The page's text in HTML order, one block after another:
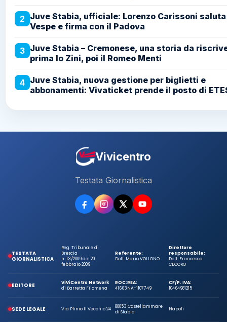
2 Juve Stabia, ufficiale: Lorenzo Carissoni
Vespe e firma con il Padova
3 Juve Stabia – Cremonese, una storia da
prima lo Zini, poi il Romeo Menti
4 Juve Stabia, nuova gestione per biglietti e
abbonamenti: Vivaticket prende il posto di
Vivicentro
Testata Giornalistica
TESTATA
GIORNALISTICA
Reg. Tribunale di
Brescia
n. 13/2009 del 20
febbraio 2009
Referente:
Dott. Mario VOLLONO
Direttore
responsabile:
Dott. Francesco
CECORO
EDITORE
ViViCentro Network
di Barretta Filomena
ROC:
41663
REA:
NA-1107749
CF/P. IVA:
10464981215
SEDE LEGALE Via Plinio Il Vecchio 24
80053 Castellammare
di Stabia
Napoli